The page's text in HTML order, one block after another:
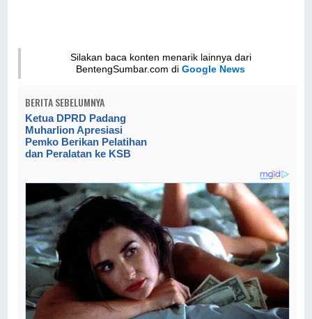
Silakan baca konten menarik lainnya dari
BentengSumbar.com diGoogle News
BERITA SEBELUMNYA
Ketua DPRD Padang
Muharlion Apresiasi
Pemko Berikan Pelatihan
dan Peralatan ke KSB